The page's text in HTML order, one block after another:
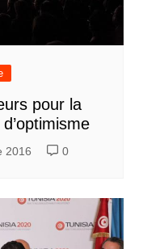
pour la
2016 0